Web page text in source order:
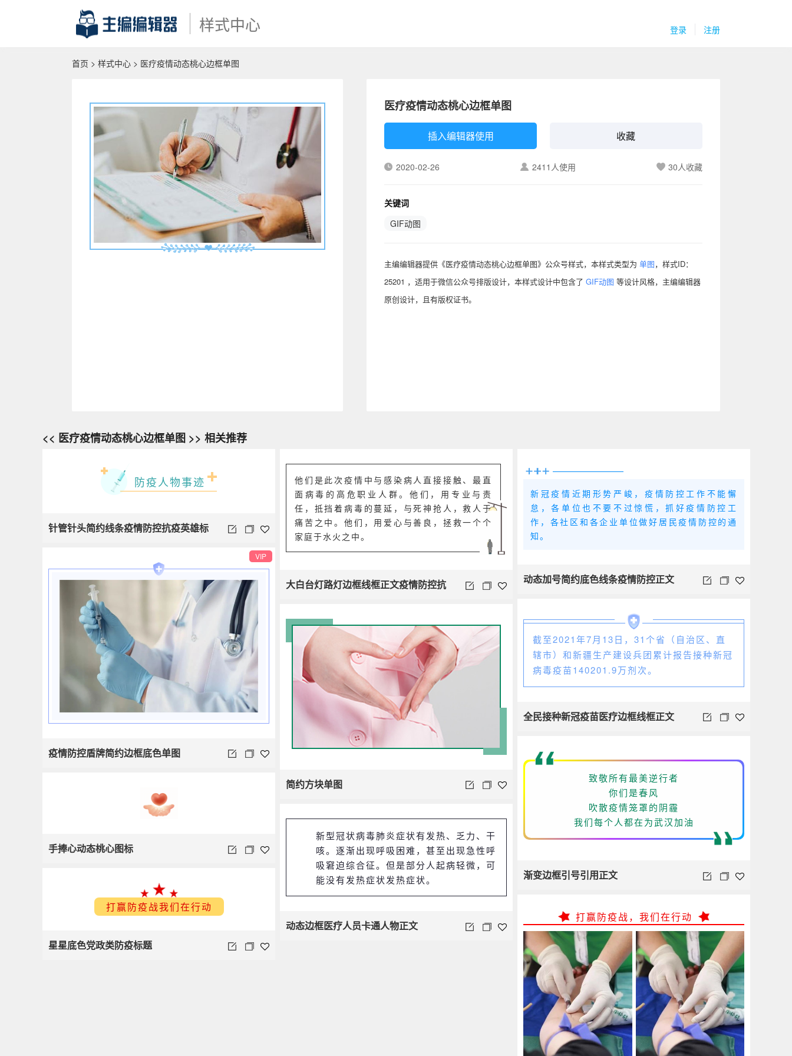
样式中心 登录 注册
首页 > 样式中心 > 医疗疫情动态桃心边框单图
医疗疫情动态桃心边框单图
插入编辑器使用 收藏
2020-02-26 2411人使用 30人收藏
关键词
GIF动图
主编编辑器提供《医疗疫情动态桃心边框单图》公众号样式，本样式类型为 单图，样式ID：
25201 ，适用于微信公众号排版设计，本样式设计中包含了 GIF动图 等设计风格，主编编辑器
原创设计，且有版权证书。
<< 医疗疫情动态桃心边框单图 >> 相关推荐
防疫人物事迹
针管针头简约线条疫情防控抗疫英雄标
他们是此次疫情中与感染病人直接接触、最直
面病毒的高危职业人群。他们，用专业与责
任，抵挡着病毒的蔓延，与死神抢人，救人于
痛苦之中。他们，用爱心与善良，拯救一个个
家庭于水火之中。
大白台灯路灯边框线框正文疫情防控抗
新冠疫情近期形势严峻，疫情防控工作不能懈
怠，各单位也不要不过惊慌，抓好疫情防控工
作，各社区和各企业单位做好居民疫情防控的通
知。
动态加号简约底色线条疫情防控正文
疫情防控盾牌简约边框底色单图
VIP
截至2021年7月13日，31个省（自治区、直
辖市）和新疆生产建设兵团累计报告接种新冠
病毒疫苗140201.9万剂次。
全民接种新冠疫苗医疗边框线框正文
简约方块单图
致敬所有最美逆行者
你们是春风
吹散疫情笼罩的阴霾
我们每个人都在为武汉加油
渐变边框引号引用正文
手捧心动态桃心图标
新型冠状病毒肺炎症状有发热、乏力、干
咳。逐渐出现呼吸困难，甚至出现急性呼
吸窘迫综合征。但是部分人起病轻微，可
能没有发热症状发热症状。
动态边框医疗人员卡通人物正文
打赢防疫战我们在行动
星星底色党政类防疫标题
打赢防疫战，我们在行动